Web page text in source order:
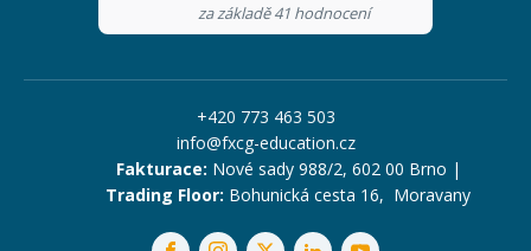
za základě 41 hodnocení
+420 773 463 503
info@fxcg-education.cz
Fakturace: Nové sady 988/2, 602 00 Brno |
Trading Floor: Bohunická cesta 16, Moravany